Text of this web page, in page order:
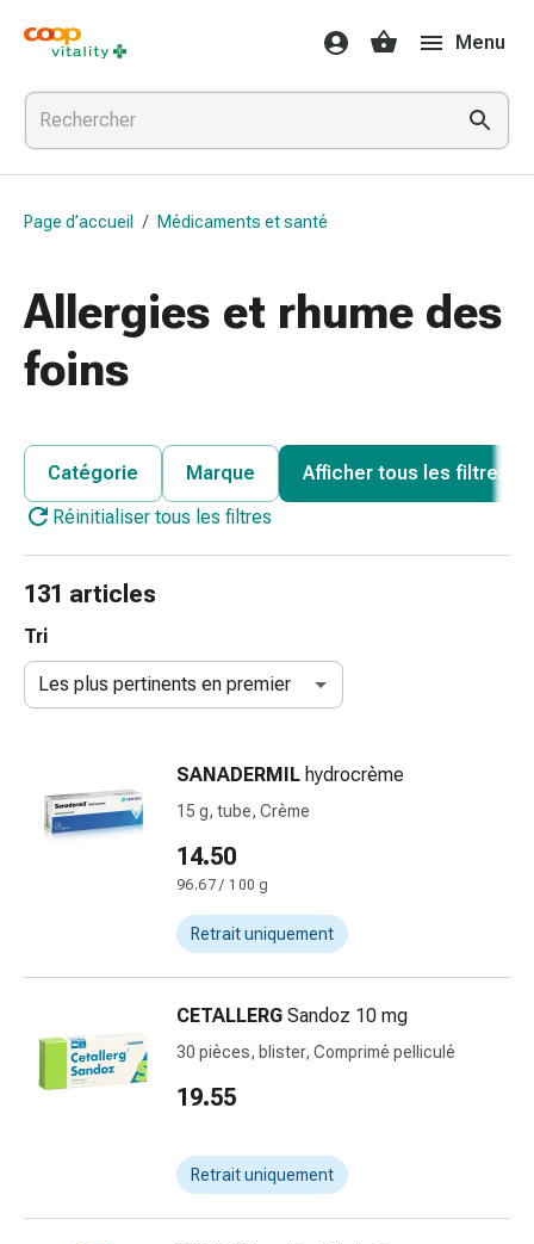
Médicaments
et
santé
Grippe
et
Refroidissement
pour
gorge
Médicaments
rhume
Maux
Toux
bronchite
Inhalateurs
Nettoyeur
de
nez
Mouchoirs
papier
Rhume
Soins
plaies
et
des
élastiques
Menu
Page d’accueil / Médicaments et santé
Allergies et rhume des
foins
Catégorie Marque
Afficher tous les filtres
Réinitialiser tous les filtres
131 articles
Tri
Les plus pertinents en premier
SANADERMIL hydrocrème
15 g, tube, Crème
14.50
96.67 / 100 g
Retrait uniquement
CETALLERG Sandoz 10 mg
30 pièces, blister, Comprimé pelliculé
19.55
Retrait uniquement